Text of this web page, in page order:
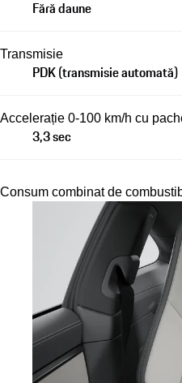
Fără daune
Transmisie
PDK (transmisie automată)
Accelerație 0-100 km/h cu
3,3 sec
Consum combinat de